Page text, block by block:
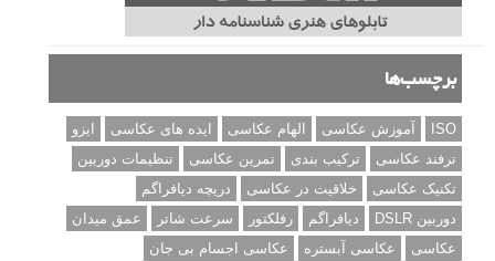
برچسب‌ها
ISO آموزش عکاسی الهام عکاسی ایده های عکاسی
ایزو
ترفند عکاسی
ترکیب بندی تمرین عکاسی
تنظیمات دوربین
تکنیک عکاسی
خلاقیت در عکاسی
دریچه دیافراگم
دوربین DSLR
دیافراگم رفلکتور سرعت شاتر
عمق میدان
عکاسی
عکاسی آبستره
عکاسی اجسام بی جان